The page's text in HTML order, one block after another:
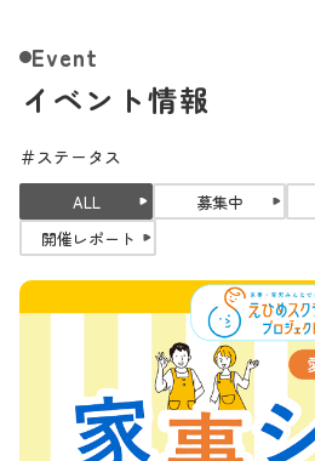
Event
イベント情報
＃ステータス
ALL 募集中
開催レポート